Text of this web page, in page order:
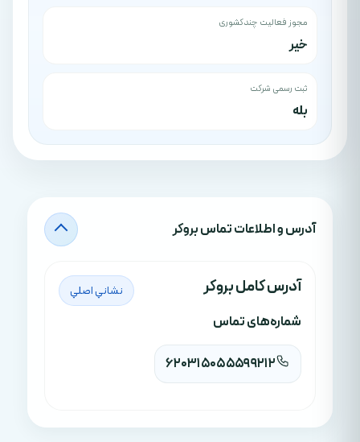
مجوز فعالیت چندکشوری
خیر
ثبت رسمی شرکت
بله
آدرس‌ و اطلاعات تماس بروکر
آدرس کامل بروکر نشاني اصلي
شماره‌های تماس
620315055599212